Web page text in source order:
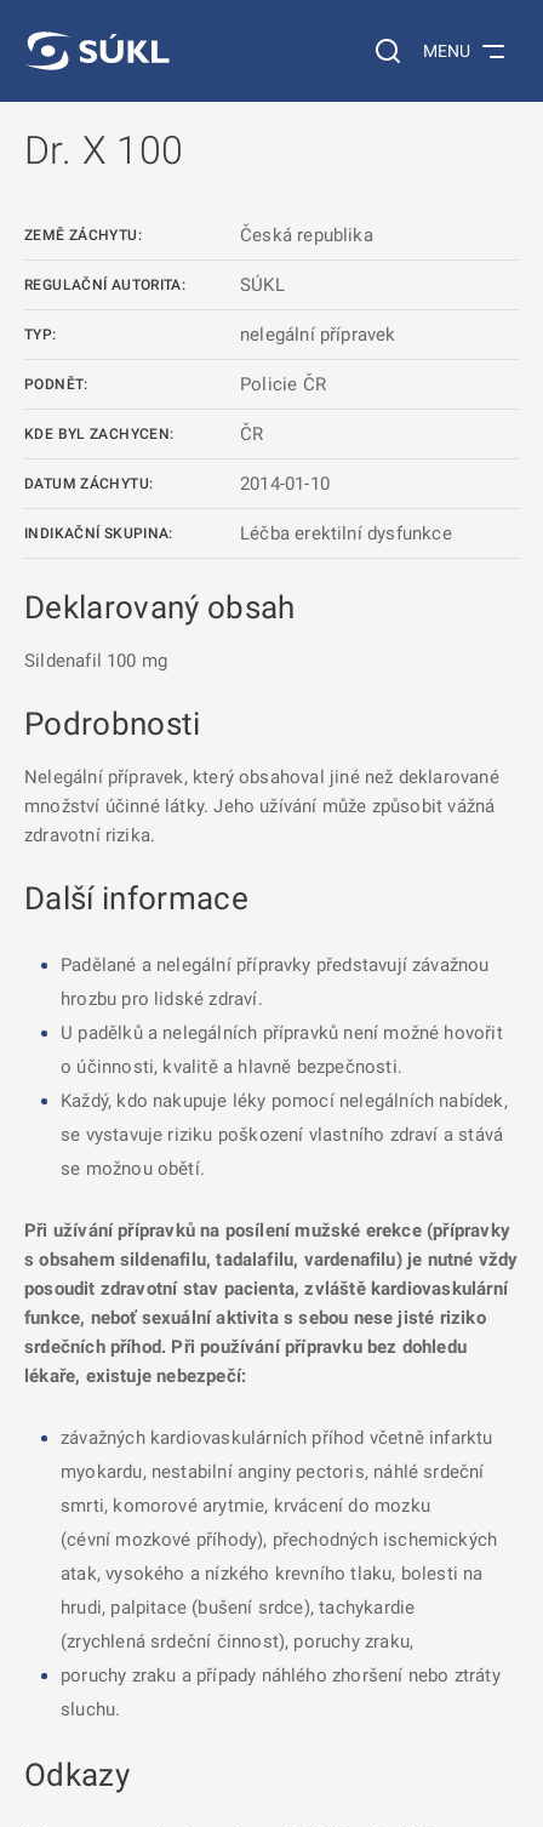
Vyhledávání na
MENU
Dr. X 100
ZEMĚ ZÁCHYTU: Česká republika
REGULAČNÍ AUTORITA: SÚKL
TYP: nelegální přípravek
PODNĚT: Policie ČR
KDE BYL ZACHYCEN: ČR
DATUM ZÁCHYTU: 2014-01-10
INDIKAČNÍ SKUPINA: Léčba erektilní dysfunkce
Deklarovaný obsah
Sildenafil 100 mg
Podrobnosti
Nelegální přípravek, který obsahoval jiné než deklarované
množství účinné látky. Jeho užívání může způsobit vážná
zdravotní rizika.
Další informace
Padělané a nelegální přípravky představují závažnou
hrozbu pro lidské zdraví.
U padělků a nelegálních přípravků není možné hovořit
o účinnosti, kvalitě a hlavně bezpečnosti.
Každý, kdo nakupuje léky pomocí nelegálních nabídek,
se vystavuje riziku poškození vlastního zdraví a stává
se možnou obětí.
Při užívání přípravků na posílení mužské erekce (přípravky
s obsahem sildenafilu, tadalafilu, vardenafilu) je nutné vždy
posoudit zdravotní stav pacienta, zvláště kardiovaskulární
funkce, neboť sexuální aktivita s sebou nese jisté riziko
srdečních příhod. Při používání přípravku bez dohledu
lékaře, existuje nebezpečí:
závažných kardiovaskulárních příhod včetně infarktu
myokardu, nestabilní anginy pectoris, náhlé srdeční
smrti, komorové arytmie, krvácení do mozku
(cévní mozkové příhody), přechodných ischemických
atak, vysokého a nízkého krevního tlaku, bolesti na
hrudi, palpitace (bušení srdce), tachykardie
(zrychlená srdeční činnost), poruchy zraku,
poruchy zraku a případy náhlého zhoršení nebo ztráty
sluchu.
Odkazy